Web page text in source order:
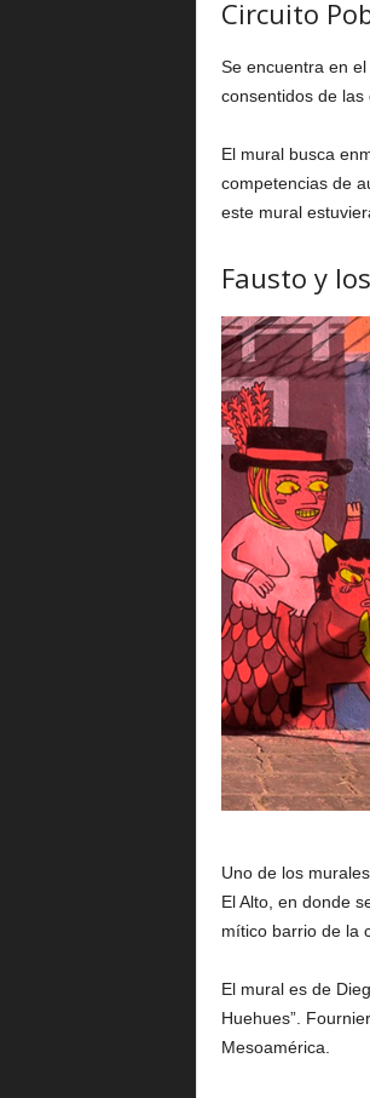
Circuito
Se encuentra en
consentidos de las
El mural busca
competencias de
este mural
Fausto y
Uno de los
El Alto, en donde
mítico barrio de la
El mural es de
Huehues”.
Mesoamérica.